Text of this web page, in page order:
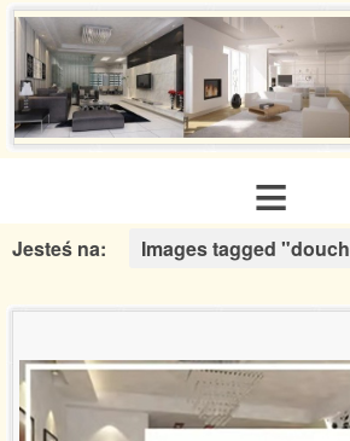
Strona
Zakres usług
≡
Jesteś na: Images tagged